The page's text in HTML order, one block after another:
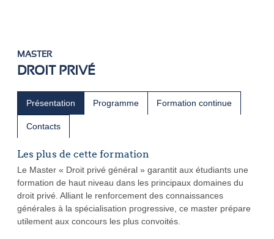
MASTER
DROIT PRIVÉ
Présentation Programme Formation continue
Contacts
Les plus de cette formation
Le Master « Droit privé général » garantit aux étudiants une
formation de haut niveau dans les principaux domaines du
droit privé. Alliant le renforcement des connaissances
générales à la spécialisation progressive, ce master prépare
utilement aux concours les plus convoités.